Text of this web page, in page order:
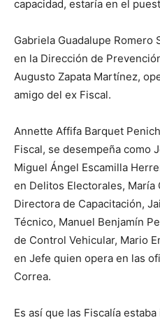
capacidad, estaría en el
Gabriela Guadalupe
en la Dirección de
Augusto Zapata Martínez,
amigo del ex Fiscal.
Annette Affifa Barquet
Fiscal, se desempeña como
Miguel Ángel Escamilla
en Delitos Electorales, María
Directora de Capacitación,
Técnico, Manuel Benjamín
de Control Vehicular, Mario
en Jefe quien opera en las
Correa.
Es así que las Fiscalía